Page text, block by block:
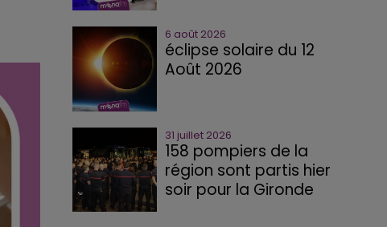
6 août 2026
éclipse solaire du 12
Août 2026
31 juillet 2026
158 pompiers de la
région sont partis hier
soir pour la Gironde